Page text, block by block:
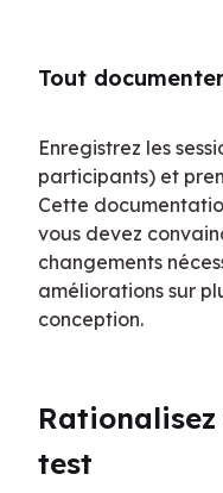
Tout
Enregistrez les
participants) et
Cette
vous devez
changements
améliorations sur
conception.
test